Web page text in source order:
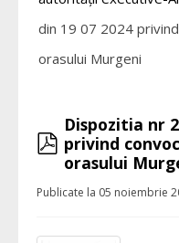
din 19 07 2024
orasului Murgeni
pdf
Dispozitia nr
privind
orasului
Publicate la 05 noiembrie